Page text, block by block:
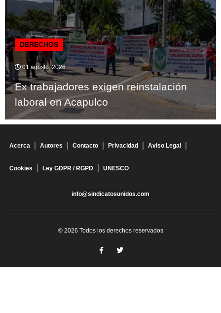
DERECHOS
01 agosto, 2026
Ex trabajadores exigen reinstalación
laboral en Acapulco
Acerca Autores Contacto Privacidad Aviso Legal
Cookies Ley GDPR / RGPD UNESCO
info@sindicatosunidos.com
© 2026 Todos los derechos reservados